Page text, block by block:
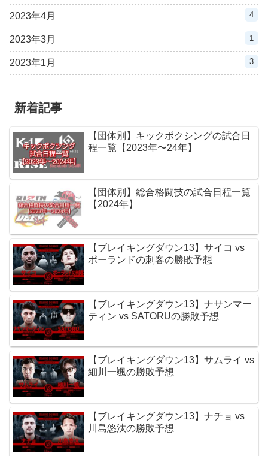
2023年4月 4
2023年3月 1
2023年1月 3
新着記事
【団体別】キックボクシングの試合日
程一覧【2023年〜24年】
【団体別】総合格闘技の試合日程一覧
【2024年】
【ブレイキングダウン13】サイコ vs
ポーランドの刺客の勝敗予想
【ブレイキングダウン13】ナサンマー
ティン vs SATORUの勝敗予想
【ブレイキングダウン13】サムライ vs
細川一颯の勝敗予想
【ブレイキングダウン13】ナチョ vs
川島悠汰の勝敗予想